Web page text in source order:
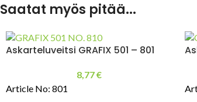
Saatat myös pitää...
Askarteluveitsi GRAFIX 501 – 801
8,77€
Article No: 801